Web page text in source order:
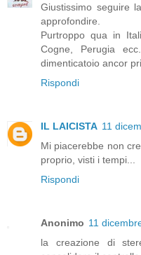
Giustissimo seguire
approfondire.
Purtroppo qua in
Cogne, Perugia
dimenticatoio ancor
Rispondi
IL LAICISTA 11
Mi piacerebbe non
proprio, visti i tempi...
Rispondi
Anonimo 11
la creazione di